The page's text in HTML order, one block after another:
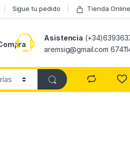
Sigue tu pedido Tienda Online
Asistencia
aremsig@gmail.com